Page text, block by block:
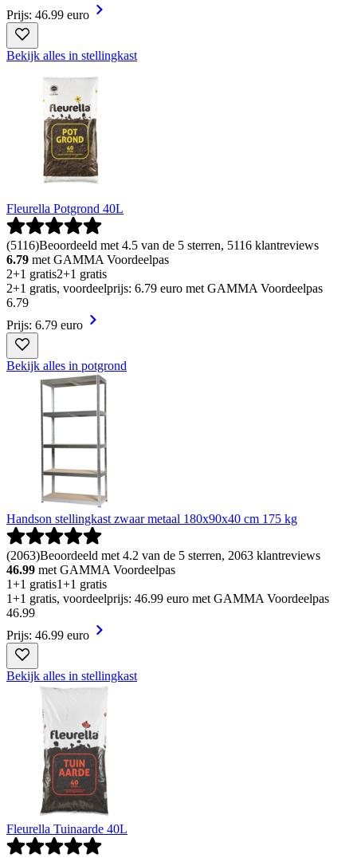
Prijs: 46.99 euro
Bekijk alles in stellingkast
Fleurella Potgrond 40L
(5116)Beoordeeld met 4.5 van de 5 sterren, 5116 klantreviews
6.79 met GAMMA Voordeelpas
2+1 gratis2+1 gratis
2+1 gratis, voordeelprijs: 6.79 euro met GAMMA Voordeelpas
6.79
Prijs: 6.79 euro
Bekijk alles in potgrond
Handson stellingkast zwaar metaal 180x90x40 cm 175 kg
(2063)Beoordeeld met 4.2 van de 5 sterren, 2063 klantreviews
46.99 met GAMMA Voordeelpas
1+1 gratis1+1 gratis
1+1 gratis, voordeelprijs: 46.99 euro met GAMMA Voordeelpas
46.99
Prijs: 46.99 euro
Bekijk alles in stellingkast
Fleurella Tuinaarde 40L